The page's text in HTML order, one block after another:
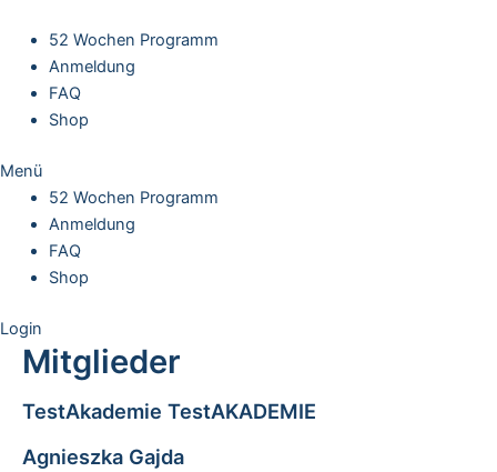
content
52 Wochen Programm
Anmeldung
FAQ
Shop
Menü
52 Wochen Programm
Anmeldung
FAQ
Shop
Login
Mitglieder
TestAkademie TestAKADEMIE
Agnieszka Gajda